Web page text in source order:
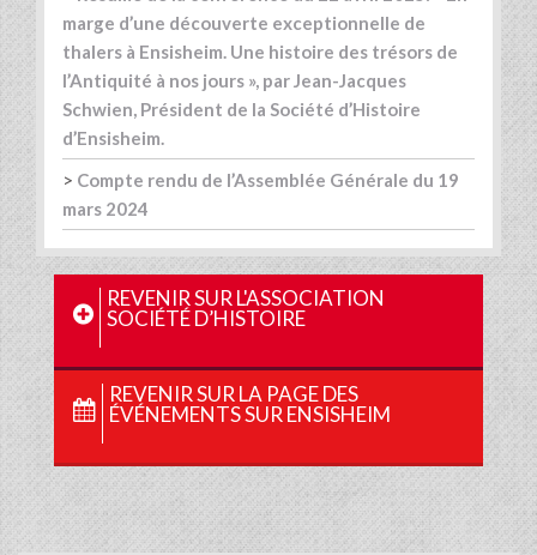
marge d’une découverte exceptionnelle de
thalers à Ensisheim. Une histoire des trésors de
l’Antiquité à nos jours », par Jean-Jacques
Schwien, Président de la Société d’Histoire
d’Ensisheim.
> Compte rendu de l’Assemblée Générale du 19
mars 2024
REVENIR SUR L'ASSOCIATION
SOCIÉTÉ D’HISTOIRE
REVENIR SUR LA PAGE DES
ÉVÉNEMENTS SUR ENSISHEIM